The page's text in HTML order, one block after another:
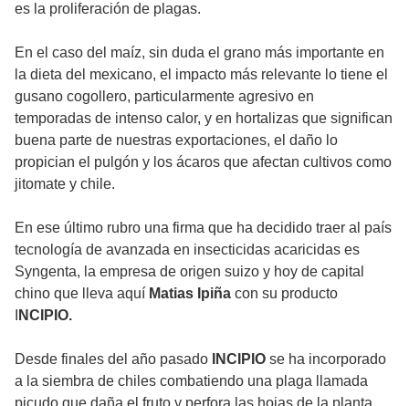
es la proliferación de plagas.
En el caso del maíz, sin duda el grano más importante en
la dieta del mexicano, el impacto más relevante lo tiene el
gusano cogollero, particularmente agresivo en
temporadas de intenso calor, y en hortalizas que significan
buena parte de nuestras exportaciones, el daño lo
propician el pulgón y los ácaros que afectan cultivos como
jitomate y chile.
En ese último rubro una firma que ha decidido traer al país
tecnología de avanzada en insecticidas acaricidas es
Syngenta, la empresa de origen suizo y hoy de capital
chino que lleva aquí Matias Ipiña con su producto
NCIPIO.
Desde finales del año pasado INCIPIO se ha incorporado
a la siembra de chiles combatiendo una plaga llamada